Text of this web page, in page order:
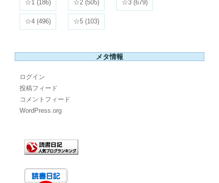
☆1 (186) ☆2 (505) ☆3 (679)
☆4 (496) ☆5 (103)
メタ情報
ログイン
投稿フィード
コメントフィード
WordPress.org